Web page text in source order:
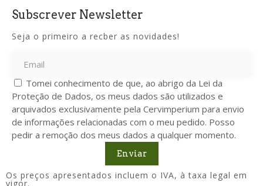
Subscrever Newsletter
Seja o primeiro a recber as novidades!
Tomei conhecimento de que, ao abrigo da Lei da
Proteção de Dados, os meus dados são utilizados e
arquivados exclusivamente pela Cervimperium para envio
de informações relacionadas com o meu pedido. Posso
pedir a remoção dos meus dados a qualquer momento.
Enviar
Os preços apresentados incluem o IVA, à taxa legal em
vigor.